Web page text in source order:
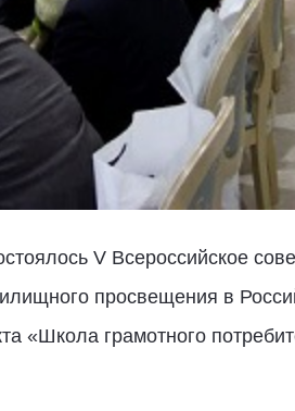
V Всероссийское
просвещения в
«Школа грамотного